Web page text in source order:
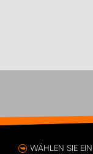
WÄHLEN SIE